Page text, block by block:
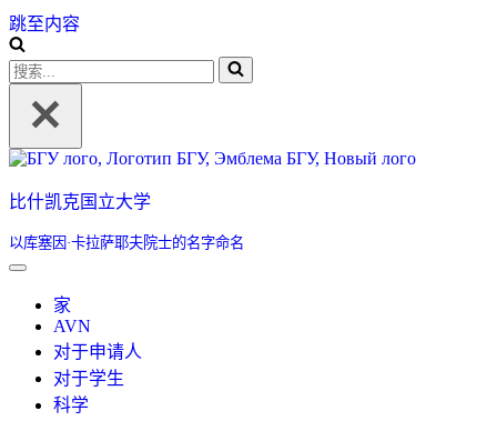
跳至内容
搜
索...
比什凯克国立大学
以库塞因·卡拉萨耶夫院士的名字命名
家
AVN
对于申请人
对于学生
科学